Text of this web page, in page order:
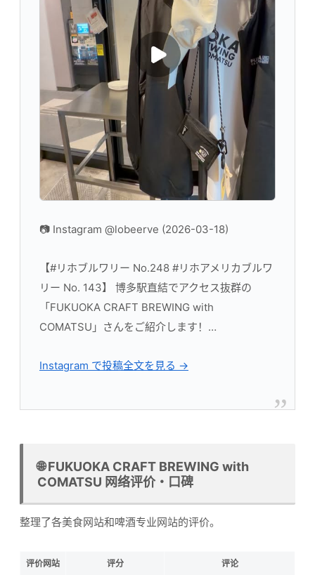
📷 Instagram @lobeerve (2026-03-18)
【#リホブルワリー No.248 #リホアメリカブルワ
リー No. 143】 博多駅直結でアクセス抜群の
「FUKUOKA CRAFT BREWING with
COMATSU」さんをご紹介します！…
Instagram で投稿全文を見る →
🌐 FUKUOKA CRAFT BREWING with
COMATSU 网络评价・口碑
整理了各美食网站和啤酒专业网站的评价。
评价网站 评分 评论